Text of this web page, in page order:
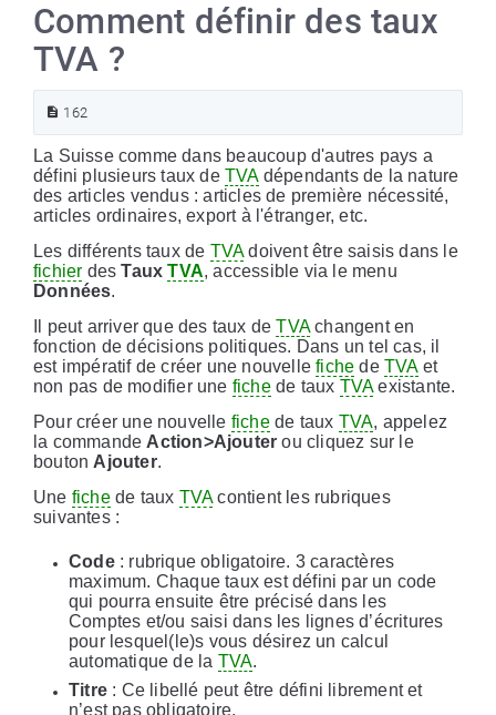
Comment définir des taux
TVA ?
162
La Suisse comme dans beaucoup d'autres pays a
défini plusieurs taux de TVAdépendants de la nature
des articles vendus : articles de première nécessité,
articles ordinaires, export à l'étranger, etc.
Les différents taux de TVAdoivent être saisis dans le
fichier desTauxTVA, accessible via le menu
Données.
Il peut arriver que des taux deTVAchangent en
fonction de décisions politiques. Dans un tel cas, il
est impératif de créer une nouvellefiche deTVAet
non pas de modifier une fichede taux TVAexistante.
Pour créer une nouvelle fichede taux TVA, appelez
la commande Action>Ajouter ou cliquez sur le
bouton Ajouter.
Une fichede taux TVAcontient les rubriques
suivantes :
Code: rubrique obligatoire. 3 caractères
maximum. Chaque taux est défini par un code
qui pourra ensuite être précisé dans les
Comptes et/ou saisi dans les lignes d’écritures
pour lesquel(le)s vous désirez un calcul
automatique de la TVA.
Titre : Ce libellé peut être défini librement et
n’est pas obligatoire.